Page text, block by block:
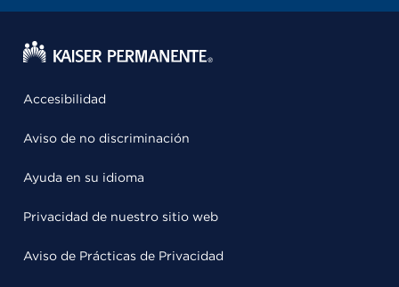
Accesibilidad
Aviso de no discriminación
Ayuda en su idioma
Privacidad de nuestro sitio web
Aviso de Prácticas de Privacidad